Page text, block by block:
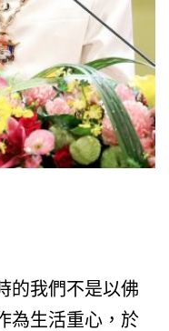
的我們不是以佛
為生活重心，於